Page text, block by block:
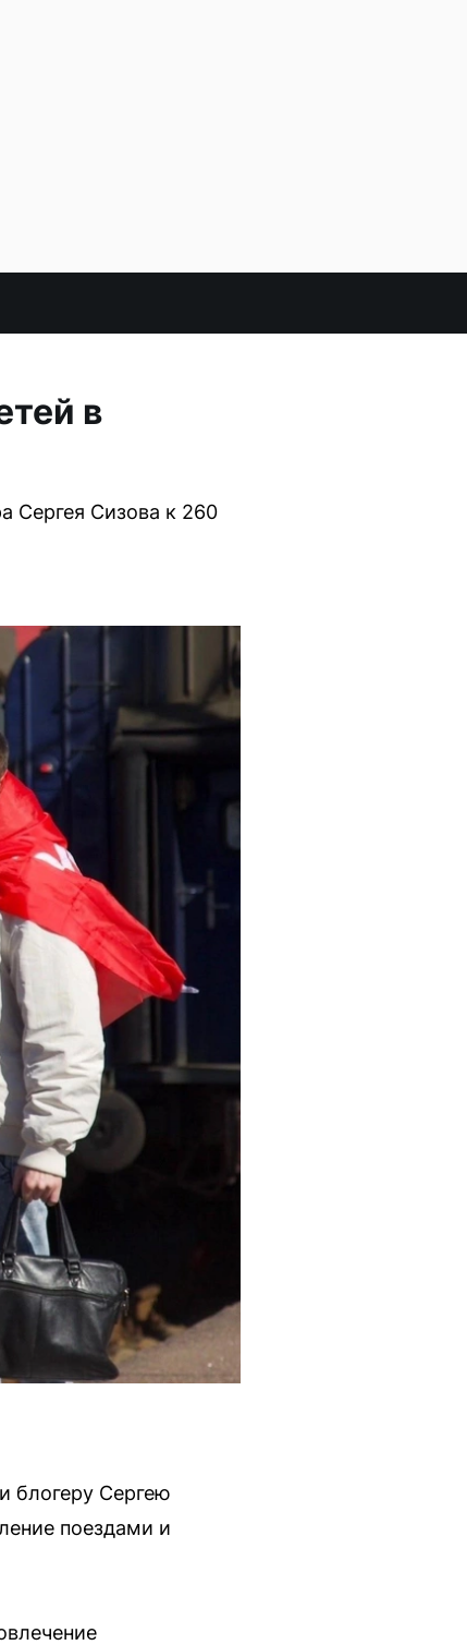
в
Сергея Сизова к 260
блогеру Сергею
поездами и